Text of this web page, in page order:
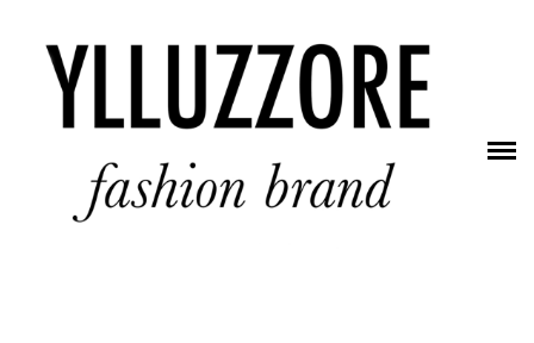
ГЛАВНАЯ
INSTAGRAM